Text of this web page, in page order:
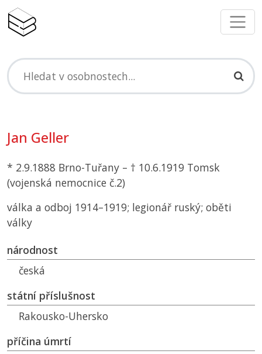
Jan Geller
* 2.9.1888 Brno-Tuřany – † 10.6.1919 Tomsk
(vojenská nemocnice č.2)
válka a odboj 1914–1919; legionář ruský; oběti
války
národnost
česká
státní příslušnost
Rakousko-Uhersko
příčina úmrtí